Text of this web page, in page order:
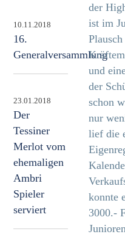
der
ist im
und
der
schon
nur
lief die
konnte
3000.-
10.11.2018
16.
Generalversammlung
23.01.2018
Der
Tessiner
Merlot vom
ehemaligen
Ambri
Spieler
serviert